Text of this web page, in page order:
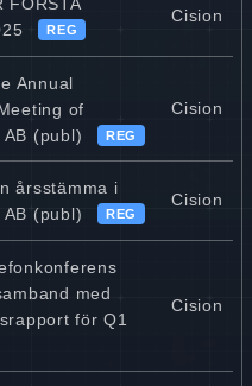
REG
Cision
Annual
of
(publ)
REG
Cision
årsstämma i
(publ)
REG
Cision
med
för Q1
Cision